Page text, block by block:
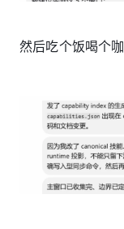
然后吃个饭喝个